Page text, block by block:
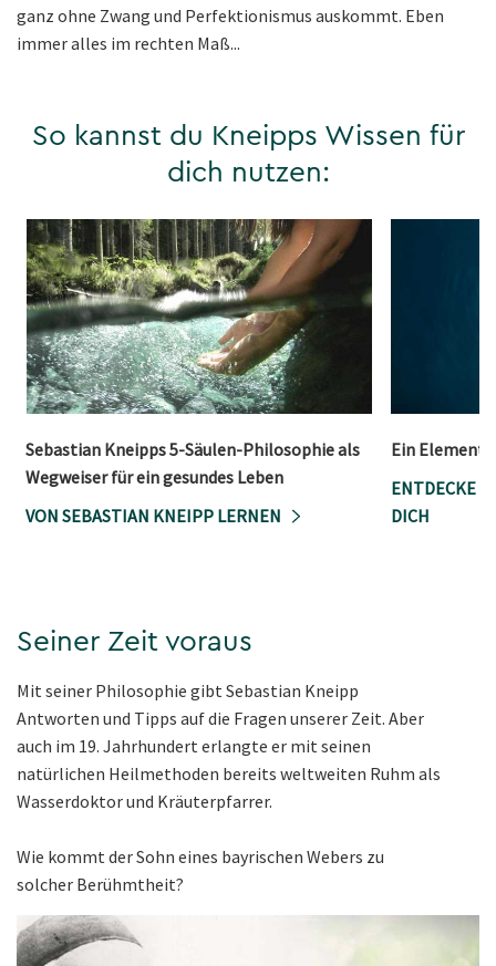
ganz ohne Zwang und Perfektionismus auskommt. Eben
immer alles im rechten Maß...
So kannst du Kneipps Wissen für
dich nutzen:
Sebastian Kneipps 5-Säulen-Philosophie als
Wegweiser für ein gesundes Leben
VON SEBASTIAN KNEIPP LERNEN
Ein Element,
ENTDECKE
DICH
Seiner Zeit voraus
Mit seiner Philosophie gibt Sebastian Kneipp
Antworten und Tipps auf die Fragen unserer Zeit. Aber
auch im 19. Jahrhundert erlangte er mit seinen
natürlichen Heilmethoden bereits weltweiten Ruhm als
Wasserdoktor und Kräuterpfarrer.
Wie kommt der Sohn eines bayrischen Webers zu
solcher Berühmtheit?